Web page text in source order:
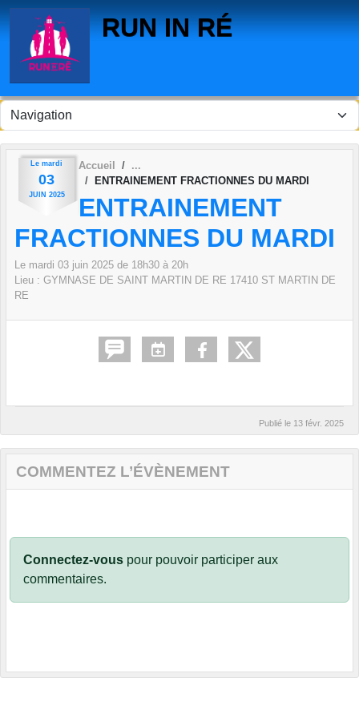
RUN IN RÉ
Le mardi
03
JUIN 2025
Accueil
ENTRAINEMENT FRACTIONNES DU MARDI
ENTRAINEMENT
FRACTIONNES DU MARDI
Le mardi 03 juin 2025 de 18h30 à 20h
Lieu : GYMNASE DE SAINT MARTIN DE RE 17410 ST MARTIN DE
RE
Publié le 13 févr. 2025
COMMENTEZ L’ÉVÈNEMENT
Connectez-vous pour pouvoir participer aux
commentaires.
Panneau de gestion des cookies